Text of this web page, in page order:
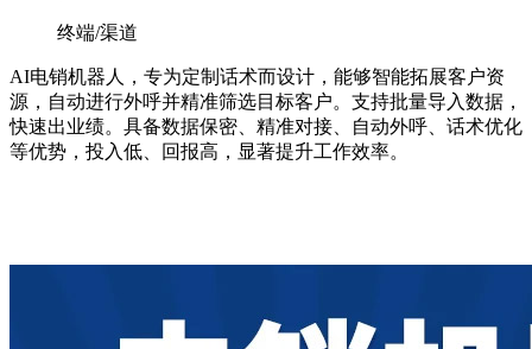
终端/渠道
AI电销机器人，专为定制话术而设计，能够智能拓展客户资
源，自动进行外呼并精准筛选目标客户。支持批量导入数据，
快速出业绩。具备数据保密、精准对接、自动外呼、话术优化
等优势，投入低、回报高，显著提升工作效率。